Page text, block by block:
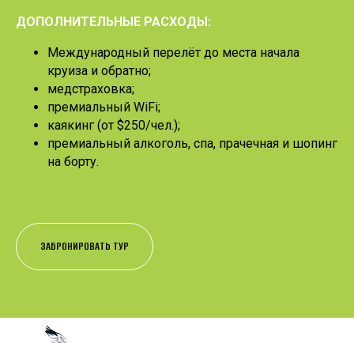
ДОПОЛНИТЕЛЬНЫЕ РАСХОДЫ:
Международный перелёт до места начала
круиза и обратно;
медстраховка;
премиальный WiFi;
каякинг (от $250/чел.);
премиальный алкоголь, спа, прачечная и шопинг
на борту.
ЗАБРОНИРОВАТЬ ТУР